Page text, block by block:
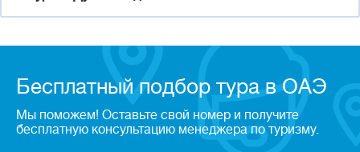
Бесплатный подбор тура в ОАЭ
Мы поможем! Оставьте свой номер и получите
бесплатную консультацию менеджера по туризму.